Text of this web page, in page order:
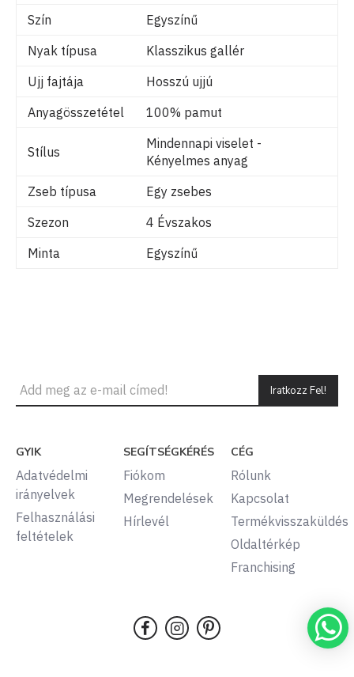
Szín
Egyszínű
Nyak típusa
Klasszikus gallér
Ujj fajtája
Hosszú ujjú
Anyagösszetétel
100% pamut
Stílus
Mindennapi viselet -
Kényelmes anyag
Zseb típusa
Egy zsebes
Szezon
4 Évszakos
Minta
Egyszínű
Iratkozz Fel!
GYIK
Adatvédelmi
irányelvek
Felhasználási
feltételek
SEGÍTSÉGKÉRÉS
Fiókom
Megrendelések
Hírlevél
CÉG
Rólunk
Kapcsolat
Termékvisszaküldés
Oldaltérkép
Franchising